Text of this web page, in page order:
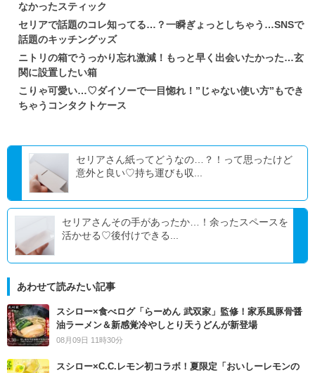
なかったスティック
セリアで話題のコレ知ってる…？一瞬ぎょっとしちゃう…SNSで
話題のキッチングッズ
ニトリの箱でうっかり忘れ激減！もっと早く出会いたかった…玄
関に設置したい箱
こりゃ可愛い…♡ダイソーで一目惚れ！”じゃない使い方”もでき
ちゃうコンタクトケース
セリアさん紙ってどうなの…？！って思ったけど
意外と良い♡持ち運びも収...
セリアさんその手があったか…！余ったスペースを
活かせる♡後付けできる...
あわせて読みたい記事
スシロー×食べログ「らーめん 武双家」監修！家系風豚骨醤
油ラーメン＆新感覚冷やしとり天うどんが新登場
08月09日 11時30分
スシロー×C.C.レモン初コラボ！夏限定「おいしーレモンの